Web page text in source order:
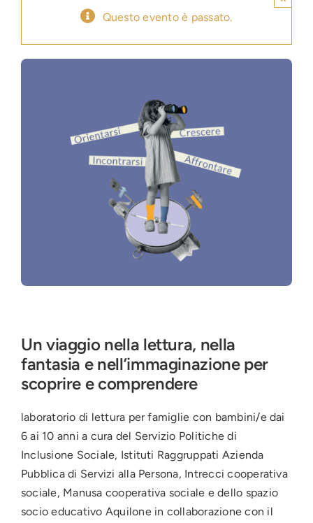
Questo evento è passato.
Un viaggio nella lettura, nella
fantasia e nell’immaginazione per
scoprire e comprendere
laboratorio di lettura per famiglie con bambini/e dai
6 ai 10 anni a cura del Servizio Politiche di
Inclusione Sociale, Istituti Raggruppati Azienda
Pubblica di Servizi alla Persona, Intrecci cooperativa
sociale, Manusa cooperativa sociale e dello spazio
socio educativo Aquilone in collaborazione con il